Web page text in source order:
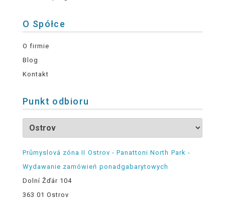
O Spółce
O firmie
Blog
Kontakt
Punkt odbioru
Průmyslová zóna II Ostrov - Panattoni North Park -
Wydawanie zamówień ponadgabarytowych
Dolní Žďár 104
363 01 Ostrov